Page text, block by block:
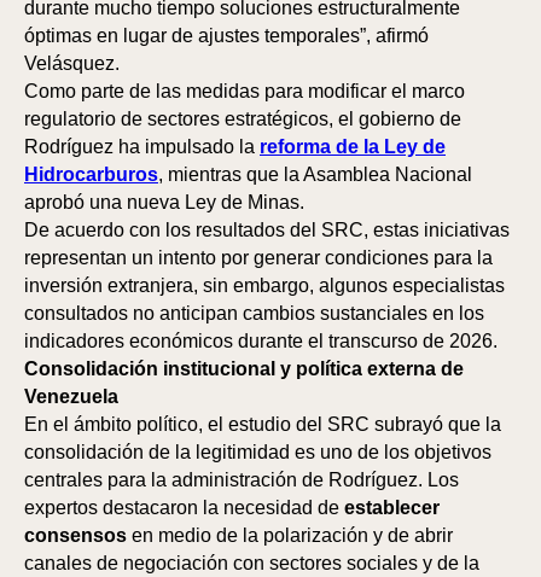
durante mucho tiempo soluciones estructuralmente
óptimas en lugar de ajustes temporales”, afirmó
Velásquez.
Como parte de las medidas para modificar el marco
regulatorio de sectores estratégicos, el gobierno de
Rodríguez ha impulsado la reforma de la Ley de
Hidrocarburos, mientras que la Asamblea Nacional
aprobó una nueva Ley de Minas.
De acuerdo con los resultados del SRC, estas iniciativas
representan un intento por generar condiciones para la
inversión extranjera, sin embargo, algunos especialistas
consultados no anticipan cambios sustanciales en los
indicadores económicos durante el transcurso de 2026.
Consolidación institucional y política externa de
Venezuela
En el ámbito político, el estudio del SRC subrayó que la
consolidación de la legitimidad es uno de los objetivos
centrales para la administración de Rodríguez. Los
expertos destacaron la necesidad de establecer
consensos en medio de la polarización y de abrir
canales de negociación con sectores sociales y de la